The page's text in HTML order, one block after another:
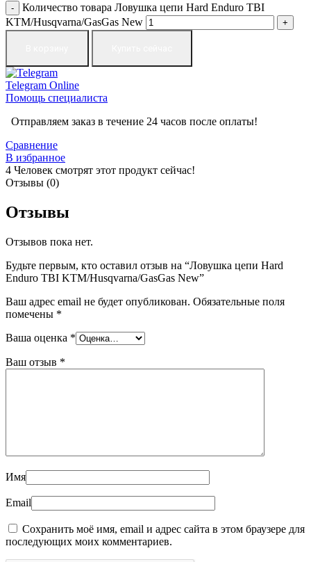
Количество товара Ловушка цепи Hard Enduro TBI
KTM/Husqvarna/GasGas New
Telegram Online
Помощь специалиста
Отправляем заказ в течение 24 часов после оплаты!
Сравнение
В избранное
4 Человек смотрят этот продукт сейчас!
Отзывы (0)
Отзывы
Отзывов пока нет.
Будьте первым, кто оставил отзыв на “Ловушка цепи Hard
Enduro TBI KTM/Husqvarna/GasGas New”
Ваш адрес email не будет опубликован. Обязательные поля
помечены *
Ваша оценка *
Ваш отзыв *
Имя
Email
Сохранить моё имя, email и адрес сайта в этом браузере для
последующих моих комментариев.